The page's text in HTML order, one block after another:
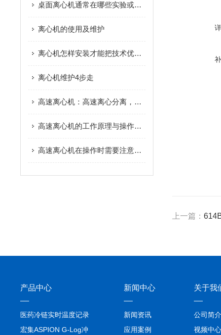
桌面离心机通常在哪些实验或行业中使用？
离心机的使用及维护
离心机怎样安装才能把技术优势发挥到更好
离心机维护4步走
高速离心机：高速离心分离，精准提纯生物样本
高速离心机的工作原理与操作技巧解析
高速离心机在操作时需要注意哪些安全事项？
上一篇：
产品中心
医药冷链实时温度记录
仪TIVE Solo 5G
宏集ASPION G-Log冲
新闻中心
新闻资讯
应用案例
关于我
公司简介
视频中心